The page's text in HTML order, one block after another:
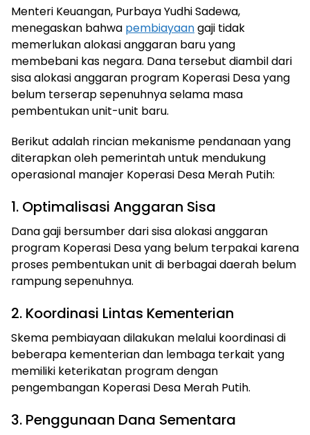
Menteri Keuangan, Purbaya Yudhi Sadewa,
menegaskan bahwa pembiayaangaji tidak
memerlukan alokasi anggaran baru yang
membebani kas negara. Dana tersebut diambil dari
sisa alokasi anggaran program Koperasi Desa yang
belum terserap sepenuhnya selama masa
pembentukan unit-unit baru.
Berikut adalah rincian mekanisme pendanaan yang
diterapkan oleh pemerintah untuk mendukung
operasional manajer Koperasi Desa Merah Putih:
1. Optimalisasi Anggaran Sisa
Dana gaji bersumber dari sisa alokasi anggaran
program Koperasi Desa yang belum terpakai karena
proses pembentukan unit di berbagai daerah belum
rampung sepenuhnya.
2. Koordinasi Lintas Kementerian
Skema pembiayaan dilakukan melalui koordinasi di
beberapa kementerian dan lembaga terkait yang
memiliki keterikatan program dengan
pengembangan Koperasi Desa Merah Putih.
3. Penggunaan Dana Sementara